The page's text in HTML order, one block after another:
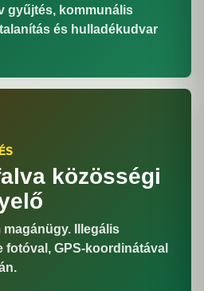
gyűjtés, kommunális
és hulladékudvar
közösségi
magánügy. Illegális
fotóval, GPS-koordinátával